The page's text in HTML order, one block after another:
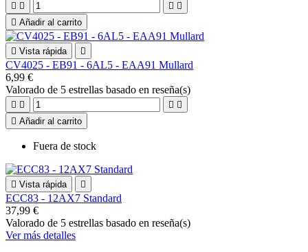
   
 Añadir al carrito
 Vista rápida 
CV4025 - EB91 - 6AL5 - EAA91 Mullard
6,99 €
Valorado de 5 estrellas basado en reseña(s)
   
 Añadir al carrito
Fuera de stock
 Vista rápida 
ECC83 - 12AX7 Standard
37,99 €
Valorado de 5 estrellas basado en reseña(s)
Ver más detalles